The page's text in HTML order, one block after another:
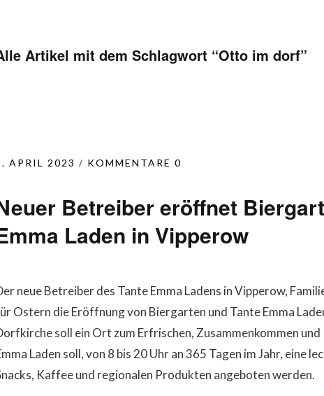
Artikel mit dem Schlagwort “Otto im dorf”
APRIL 2023 KOMMENTARE 0
Betreiber eröffnet
Laden in Vipperow
neue Betreiber des Tante Emma Ladens in Vipperow,
Ostern die Eröffnung von Biergarten und Tante Emma
soll ein Ort zum Erfrischen, Zusammenkommen
Laden soll, von 8 bis 20 Uhr an 365 Tagen im Jahr, eine
Kaffee und regionalen Produkten angeboten werden.